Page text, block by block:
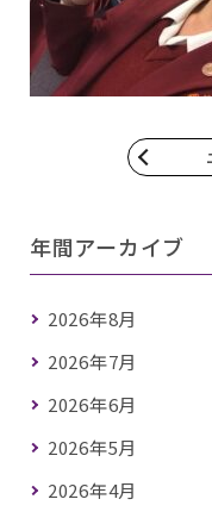
年間アーカイブ
2026年8月
2026年7月
2026年6月
2026年5月
2026年4月